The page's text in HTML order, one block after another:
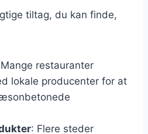
tiltag, du kan finde,
restauranter
lokale producenter for at
: Flere steder